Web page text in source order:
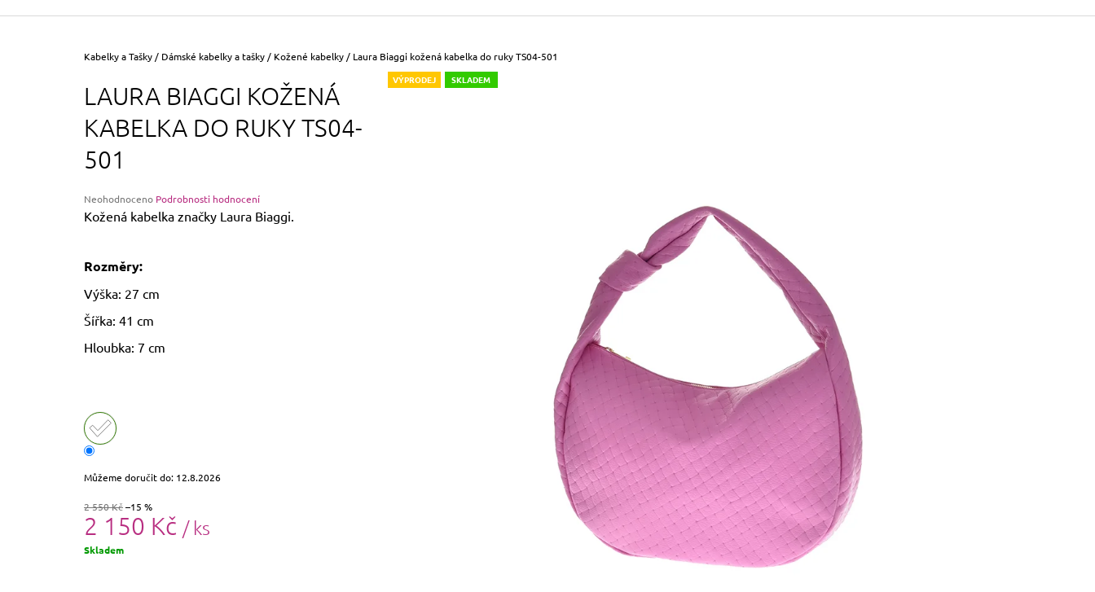
Domů
Kabelky a Tašky / Dámské kabelky a tašky / Kožené kabelky / Laura Biaggi kožená kabelka do ruky TS04-501
LAURA BIAGGI KOŽENÁ
KABELKA DO RUKY TS04-
501
Průměrné
hodnocení
z
hvězdiček.
Neohodnoceno Podrobnosti hodnocení
VÝPRODEJ SKLADEM
Kožená kabelka značky Laura Biaggi.
Rozměry:
Výška: 27 cm
Šířka: 41 cm
Hloubka: 7 cm
Můžeme doručit do: 12.8.2026
2 550 Kč–15 %
2 150 Kč / ks
Měrná
Skladem